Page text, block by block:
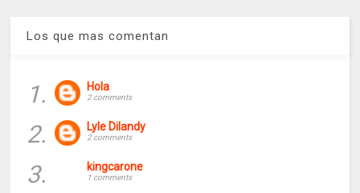
Los que mas comentan
1. Hola
2 comments
2. Lyle Dilandy
2 comments
3. kingcarone
1 comments